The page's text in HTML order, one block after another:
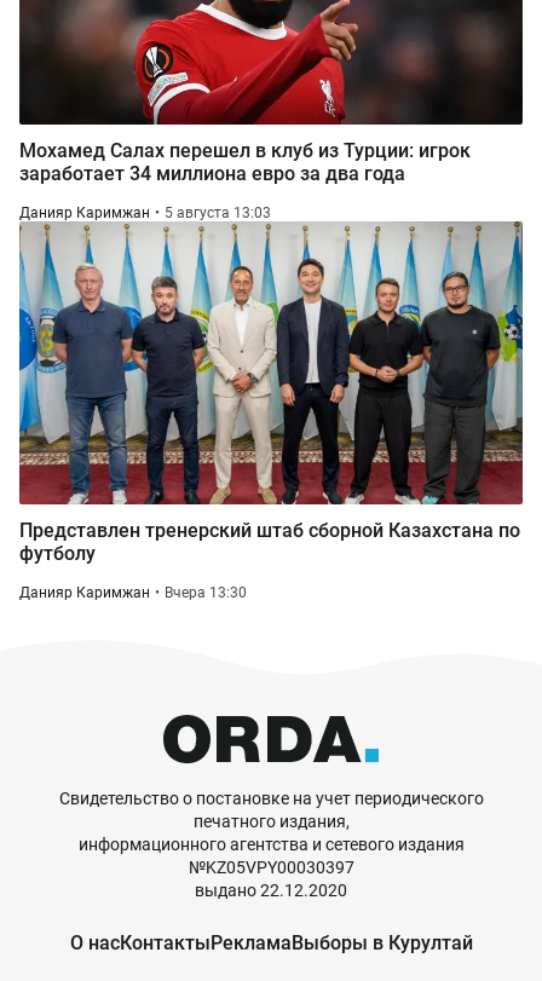
Мохамед Салах перешел в клуб из Турции: игрок
заработает 34 миллиона евро за два года
Данияр Каримжан 5 августа 13:03
Представлен тренерский штаб сборной Казахстана по
футболу
Данияр Каримжан Вчера 13:30
Свидетельство о постановке на учет периодического
печатного издания,
информационного агентства и сетевого издания
№KZ05VPY00030397
выдано 22.12.2020
О насКонтактыРекламаВыборы в Курултай